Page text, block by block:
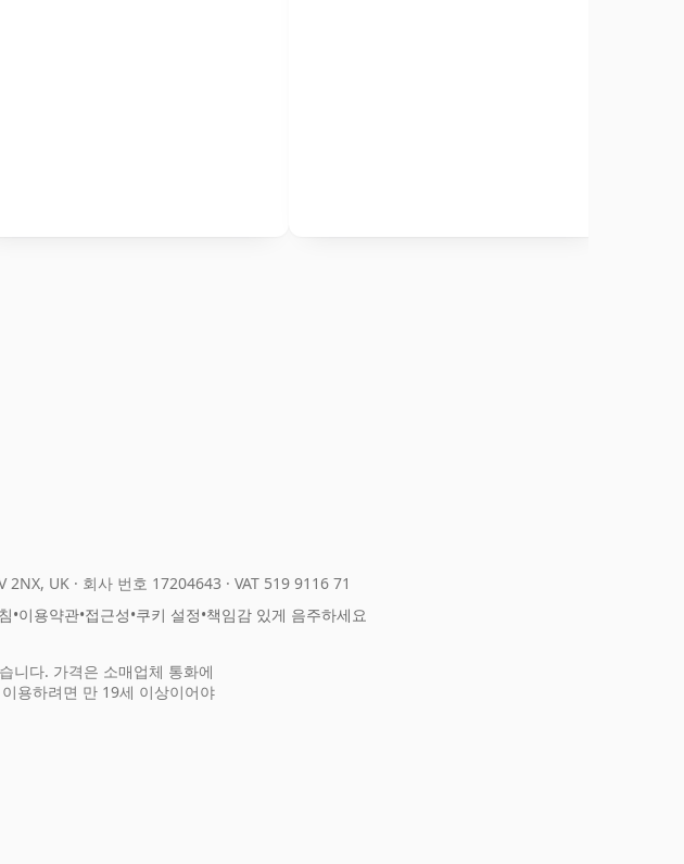
2NX, UK · 회사 번호 17204643 · VAT 519 9116 71
•이용약관•접근성•쿠키 설정•책임감 있게 음주하세요
니다. 가격은 소매업체 통화에
용하려면 만 19세 이상이어야